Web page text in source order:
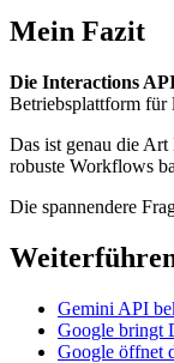
Mein Fazit
Die Interactions
Betriebsplattform für
Das ist genau die
robuste Workflows
Die spannendere
Gemini API
Google bringt
Google öffnet